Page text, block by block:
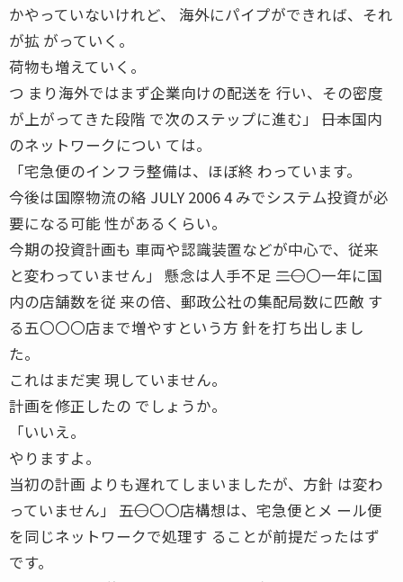
かやっていないけれど、 海外にパイプができれば、それ
が拡 がっていく。
荷物も増えていく。
つ まり海外ではまず企業向けの配送を 行い、その密度
が上がってきた段階 で次のステップに進む」 ――日本国内
のネットワークについ ては。
「宅急便のインフラ整備は、ほぼ終 わっています。
今後は国際物流の絡 JULY 2006 4 みでシステム投資が必
要になる可能 性があるくらい。
今期の投資計画も 車両や認識装置などが中心で、従来
と変わっていません」 懸念は人手不足 ――二〇〇一年に国
内の店舗数を従 来の倍、郵政公社の集配局数に匹敵 す
る五〇〇〇店まで増やすという方 針を打ち出しまし
た。
これはまだ実 現していません。
計画を修正したの でしょうか。
「いいえ。
やりますよ。
当初の計画 よりも遅れてしまいましたが、方針 は変わ
っていません」 ――五〇〇〇店構想は、宅急便とメ ール便
を同じネットワークで処理す ることが前提だったはず
です。